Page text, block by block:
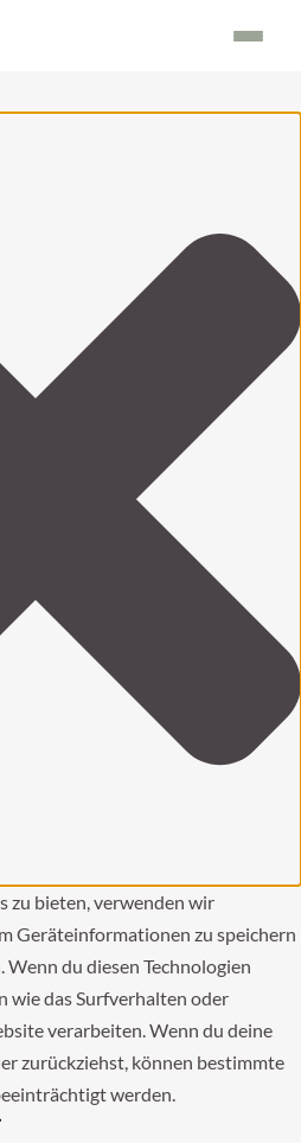
zu bieten, verwenden wir
Geräteinformationen zu speichern
du diesen Technologien
wie das Surfverhalten oder
verarbeiten. Wenn du deine
zurückziehst, können bestimmte
werden.